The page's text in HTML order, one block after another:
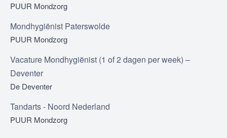
PUUR Mondzorg
Mondhygiënist Paterswolde
PUUR Mondzorg
Vacature Mondhygiënist (1 of 2 dagen per week) –
Deventer
De Deventer
Tandarts - Noord Nederland
PUUR Mondzorg